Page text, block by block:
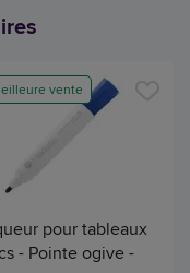
vente
pour tableaux
- Pointe ogive -